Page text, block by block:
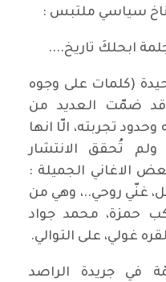
سياسي ملتبس :
ابحلكَ تاريخ....
(كلمات على وجوه
وقد ضمّت العديد من
تجربته، الّا انها
تُحقق الانتشار
الاغاني الجميلة :
غنّي روحي..، وهي من
حمزة، محمد جواد
غولي، على التوالي.
في جريدة الراصد